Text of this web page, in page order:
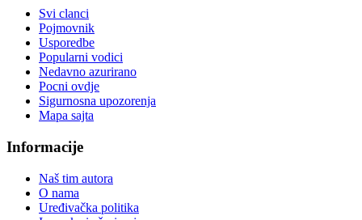
Svi clanci
Pojmovnik
Usporedbe
Popularni vodici
Nedavno azurirano
Pocni ovdje
Sigurnosna upozorenja
Mapa sajta
Informacije
Naš tim autora
O nama
Uređivačka politika